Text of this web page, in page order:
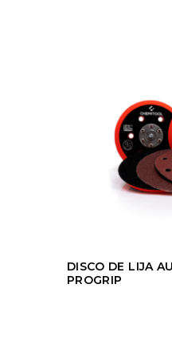
DISCO DE LIJA
PROGRIP